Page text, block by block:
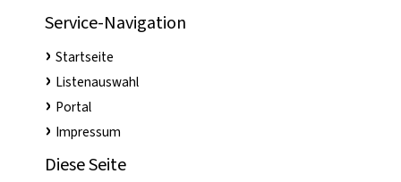
Service-Navigation
Startseite
Listenauswahl
Portal
Impressum
Diese Seite